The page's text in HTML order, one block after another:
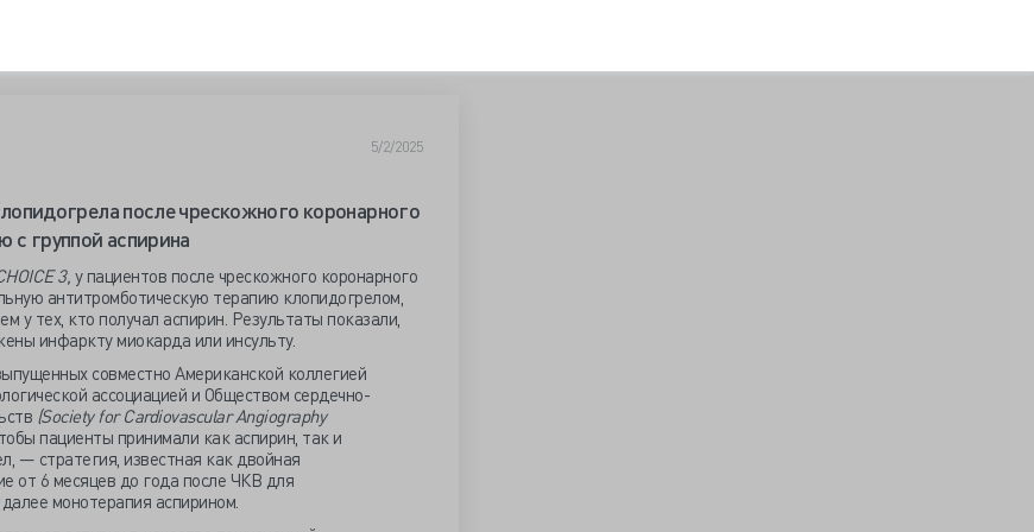
5/2/2025
после чрескожного коронарного
с группой аспирина
3,у пациентов после чрескожного коронарного
антитромботическую терапию клопидогрелом,
у тех, кто получал аспирин. Результаты показали,
инфаркту миокарда или инсульту.
совместно Американской коллегией
ассоциацией и Обществом сердечно-
(Society for Cardiovascular Angiography
пациенты принимали как аспирин, так и
— стратегия, известная как двойная
от 6 месяцев до года после ЧКВ для
монотерапия аспирином.